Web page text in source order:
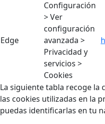
Edge
Configuración
> Ver
configuración
avanzada >
Privacidad y
servicios >
Cookies
La siguiente tabla recoge la
las cookies utilizadas en la
puedas identificarlas en tu